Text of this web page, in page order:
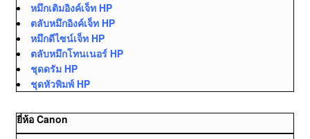
หมึกเติมอิงค์เจ็ท HP
ตลับหมึกอิงค์เจ็ท HP
หมึกดีไซน์เจ็ท HP
ตลับหมึกโทนเนอร์ HP
ชุดดรัม HP
ชุดหัวพิมพ์ HP
ยี่ห้อ Canon